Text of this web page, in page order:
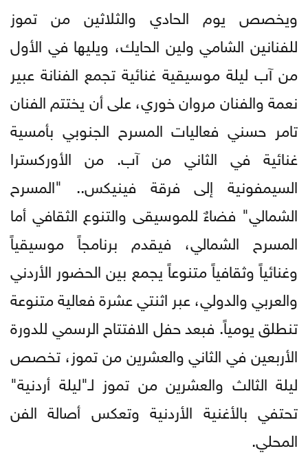
ويخصص يوم الحادي والثلاثين من تموز
للفنانين الشامي ولين الحايك، ويليها في الأول
من آب ليلة موسيقية غنائية تجمع الفنانة عبير
نعمة والفنان مروان خوري، على أن يختتم الفنان
تامر حسني فعاليات المسرح الجنوبي بأمسية
غنائية في الثاني من آب. من الأوركسترا
السيمفونية إلى فرقة فينيكس.. "المسرح
الشمالي" فضاءٌ للموسيقى والتنوع الثقافي أما
المسرح الشمالي، فيقدم برنامجاً موسيقياً
وغنائياً وثقافياً متنوعاً يجمع بين الحضور الأردني
والعربي والدولي، عبر اثنتي عشرة فعالية متنوعة
تنطلق يومياً. فبعد حفل الافتتاح الرسمي للدورة
الأربعين في الثاني والعشرين من تموز، تخصص
ليلة الثالث والعشرين من تموز لـ"ليلة أردنية"
تحتفي بالأغنية الأردنية وتعكس أصالة الفن
المحلي.